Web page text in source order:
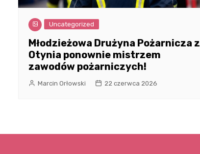
Uncategorized
Młodzieżowa Drużyna Pożarnicza z
Otynia ponownie mistrzem
zawodów pożarniczych!
Marcin Orłowski 22 czerwca 2026